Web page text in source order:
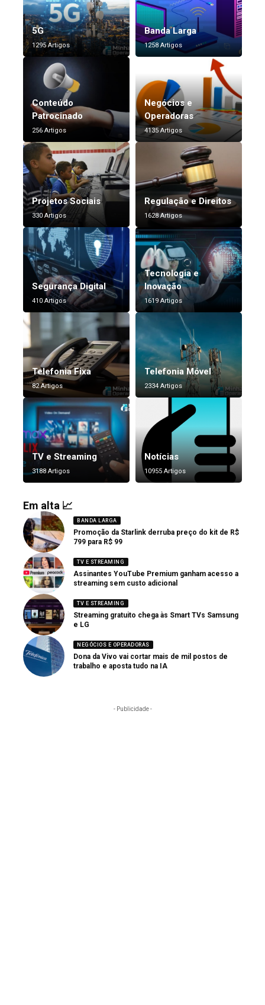
5G
1295 Artigos
Banda Larga
1258 Artigos
Conteúdo
Patrocinado
256 Artigos
Negócios e
Operadoras
4135 Artigos
Projetos Sociais
330 Artigos
Regulação e Direitos
1628 Artigos
Segurança Digital
410 Artigos
Tecnologia e
Inovação
1619 Artigos
Telefonia Fixa
82 Artigos
Telefonia Móvel
2334 Artigos
TV e Streaming
3188 Artigos
Notícias
10955 Artigos
Em alta 📈
BANDA LARGA
Promoção da Starlink derruba preço do kit de R$
799 para R$ 99
TV E STREAMING
Assinantes YouTube Premium ganham acesso a
streaming sem custo adicional
TV E STREAMING
Streaming gratuito chega às Smart TVs Samsung
e LG
NEGÓCIOS E OPERADORAS
Dona da Vivo vai cortar mais de mil postos de
trabalho e aposta tudo na IA
- Publicidade -